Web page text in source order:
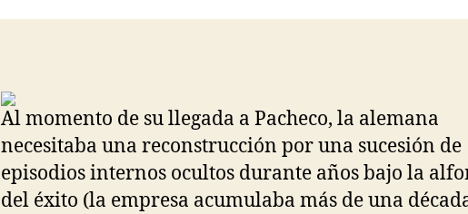
Al momento de su llegada a Pacheco, la alemana
necesitaba una reconstrucción por una sucesión de
episodios internos ocultos durante años bajo la
del éxito (la empresa acumulaba más de una